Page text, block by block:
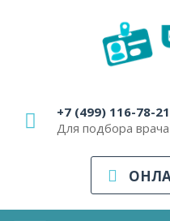
+7 (499) 116-78-21
Для подбора врача